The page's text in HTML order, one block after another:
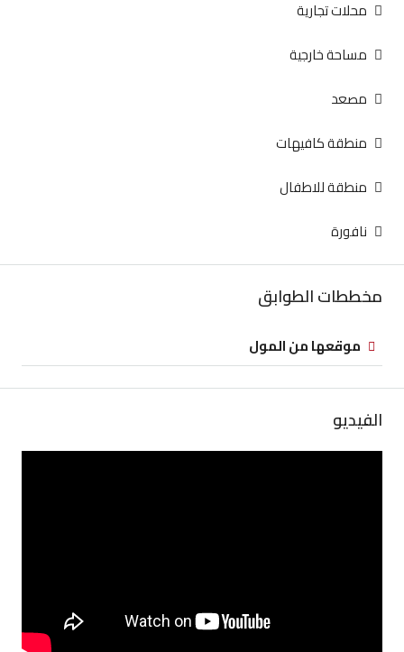
محلات تجارية
مساحة خارجية
مصعد
منطقة كافيهات
منطقة للاطفال
نافورة
مخططات الطوابق
موقعها من المول
الفيديو